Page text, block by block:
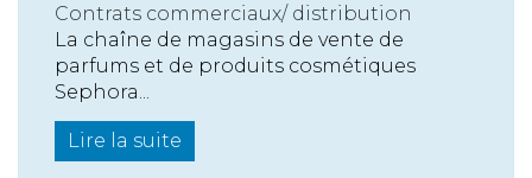
Contrats commerciaux/ distribution
La chaîne de magasins de vente de
parfums et de produits cosmétiques
Sephora...
Lire la suite